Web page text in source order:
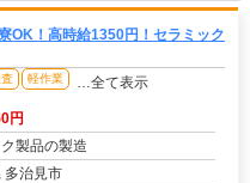
OK！高時給1350円！セラミック
軽作業 …全て表示
円
製品の製造
多治見市